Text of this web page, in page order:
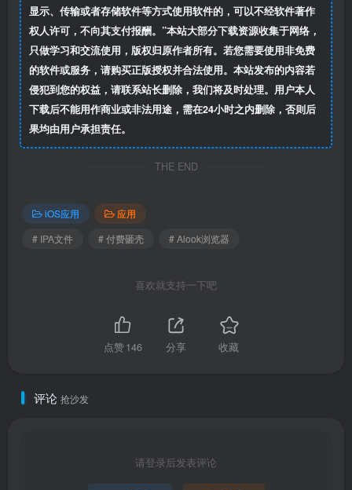
显示、传输或者存储软件等方式使用软件的，可以不经软件著作
权人许可，不向其支付报酬。”本站大部分下载资源收集于网络，
只做学习和交流使用，版权归原作者所有。若您需要使用非免费
的软件或服务，请购买正版授权并合法使用。本站发布的内容若
侵犯到您的权益，请联系站长删除，我们将及时处理。用户本人
下载后不能用作商业或非法用途，需在24小时之内删除，否则后
果均由用户承担责任。
THE END
iOS应用
应用
# IPA文件
# 付费砸壳 # Alook浏览器
喜欢就支持一下吧
点赞146 分享 收藏
评论 抢沙发
请登录后发表评论